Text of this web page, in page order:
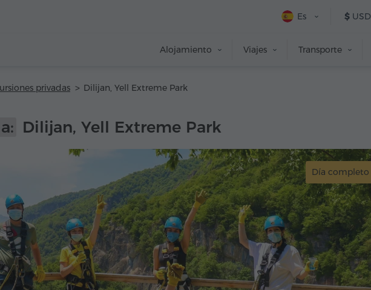
$ USD
Es
Alojamiento Viajes Transporte
privadas Dilijan, Yell Extreme Park
Dilijan, Yell Extreme Park
Día completo